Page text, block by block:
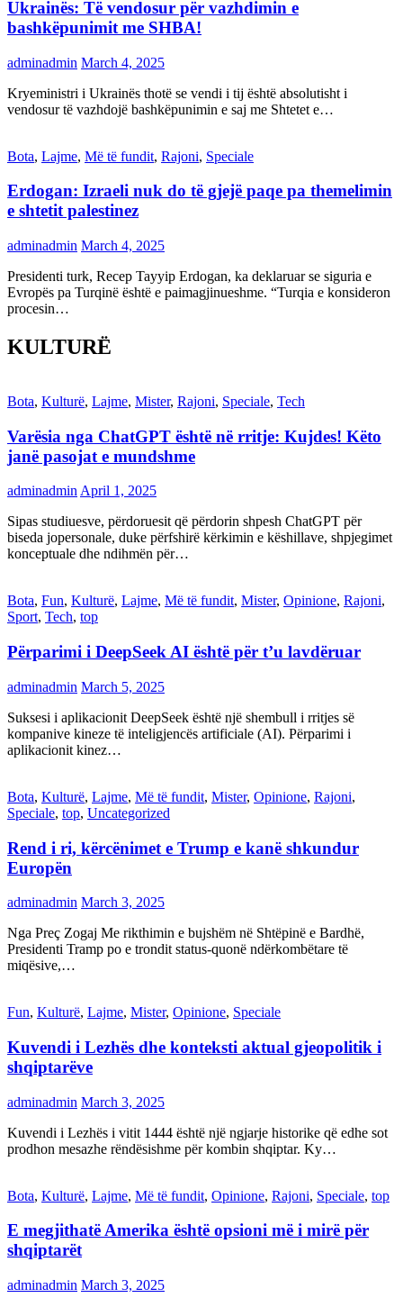
Ukrainës: Të vendosur për vazhdimin e
bashkëpunimit me SHBA!
adminadmin March 4, 2025
Kryeministri i Ukrainës thotë se vendi i tij është absolutisht i
vendosur të vazhdojë bashkëpunimin e saj me Shtetet e…
Bota, Lajme, Më të fundit, Rajoni, Speciale
Erdogan: Izraeli nuk do të gjejë paqe pa themelimin
e shtetit palestinez
adminadmin March 4, 2025
Presidenti turk, Recep Tayyip Erdogan, ka deklaruar se siguria e
Evropës pa Turqinë është e paimagjinueshme. “Turqia e konsideron
procesin…
KULTURË
Bota, Kulturë, Lajme, Mister, Rajoni, Speciale, Tech
Varësia nga ChatGPT është në rritje: Kujdes! Këto
janë pasojat e mundshme
adminadmin April 1, 2025
Sipas studiuesve, përdoruesit që përdorin shpesh ChatGPT për
biseda jopersonale, duke përfshirë kërkimin e këshillave, shpjegimet
konceptuale dhe ndihmën për…
Bota, Fun, Kulturë, Lajme, Më të fundit, Mister, Opinione, Rajoni,
Sport, Tech, top
Përparimi i DeepSeek AI është për t’u lavdëruar
adminadmin March 5, 2025
Suksesi i aplikacionit DeepSeek është një shembull i rritjes së
kompanive kineze të inteligjencës artificiale (AI). Përparimi i
aplikacionit kinez…
Bota, Kulturë, Lajme, Më të fundit, Mister, Opinione, Rajoni,
Speciale, top, Uncategorized
Rend i ri, kërcënimet e Trump e kanë shkundur
Europën
adminadmin March 3, 2025
Nga Preç Zogaj Me rikthimin e bujshëm në Shtëpinë e Bardhë,
Presidenti Tramp po e trondit status-quonë ndërkombëtare të
miqësive,…
Fun, Kulturë, Lajme, Mister, Opinione, Speciale
Kuvendi i Lezhës dhe konteksti aktual gjeopolitik i
shqiptarëve
adminadmin March 3, 2025
Kuvendi i Lezhës i vitit 1444 është një ngjarje historike që edhe sot
prodhon mesazhe rëndësishme për kombin shqiptar. Ky…
Bota, Kulturë, Lajme, Më të fundit, Opinione, Rajoni, Speciale, top
E megjithatë Amerika është opsioni më i mirë për
shqiptarët
adminadmin March 3, 2025